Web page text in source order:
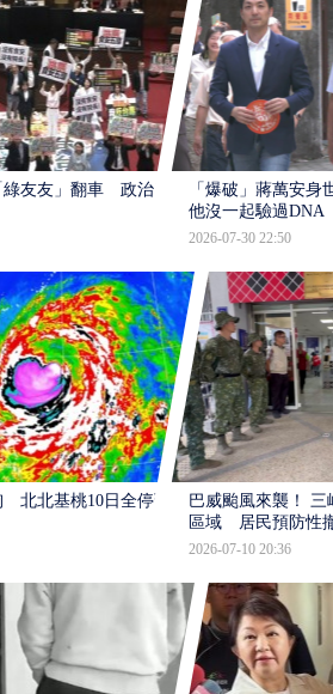
友友」翻車 政治獻
「爆破」蔣萬安身
他沒一起驗過DNA
2026-07-30 22:50
北北基桃10日全停班
巴威颱風來襲！ 三
區域 居民預防性
2026-07-10 20:36